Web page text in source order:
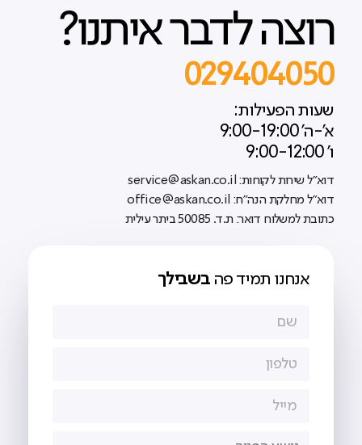
רוצה לדבר איתנו?
029404050
שעות הפעילות:
א'-ה' 9:00-19:00
ו' 9:00-12:00
דוא"ל שירות לקוחות: service@askan.co.il
דוא"ל מחלקת הנה"ח: office@askan.co.il
כתובת למשלוח דואר: ת.ד. 50085 ביתר עילית
אנחנו תמיד פה בשבילך